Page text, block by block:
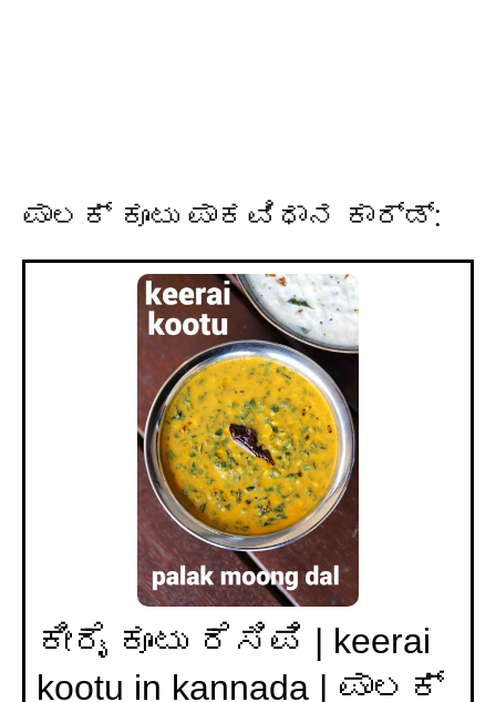
ಪಾಲಕ್ ಕೂಟು ಪಾಕವಿಧಾನ ಕಾರ್ಡ್:
ಕೀರೈ ಕೂಟು ರೆಸಿಪಿ | keerai
kootu in kannada | ಪಾಲಕ್